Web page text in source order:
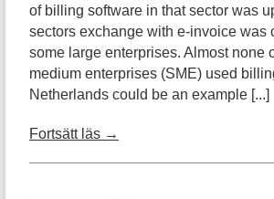
of billing software in that sector was
sectors exchange with e-invoice was
some large enterprises. Almost none
medium enterprises (SME) used
Netherlands could be an example [...]
Fortsätt läs →